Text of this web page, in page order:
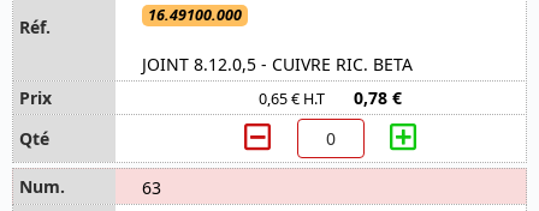
16.49100.000
JOINT 8.12.0,5 - CUIVRE RIC. BETA
0,65 € H.T 0,78 €
63